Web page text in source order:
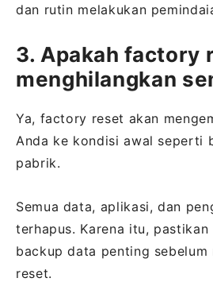
dan rutin melakukan
3. Apakah factory
menghilangkan
Ya, factory reset akan
Anda ke kondisi awal seperti
pabrik.
Semua data, aplikasi, dan
terhapus. Karena itu,
backup data penting
reset.